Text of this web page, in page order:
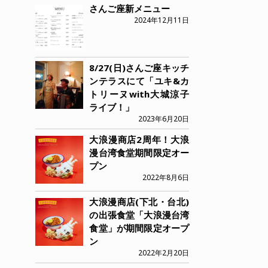
さんご座新メニュー
2024年12月11日
8/27(日)さんご座キッチ
ンテラスにて「ユキ&カ
トリーヌwith大城涼子
ライブ！」
2023年6月20日
大浪漫商店2周年！大浪
漫台湾食堂期間限定オー
プン
2022年8月6日
大浪漫商店(下北・台北)
の出張食堂「大浪漫台湾
食堂」が期間限定オープ
ン
2022年2月20日